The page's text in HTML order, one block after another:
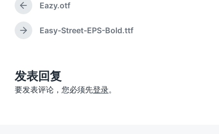
上
篇
文
章
Eazy.otf
下
：
Easy-Street-EPS-Bold.ttf
发表回复
要发表评论，您必须先登录。